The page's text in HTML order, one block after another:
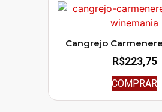
Cangrejo
R$223,75
COMPRAR